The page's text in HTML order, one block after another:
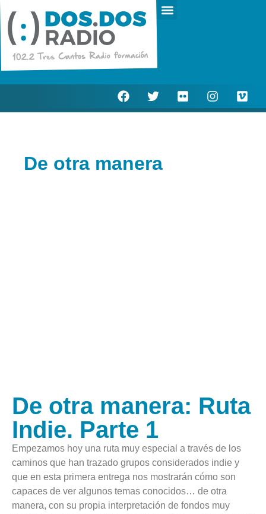
De otra manera
De otra manera: Ruta
Indie. Parte 1
Empezamos hoy una ruta muy especial a través de los
caminos que han trazado grupos considerados indie y
que en esta primera entrega nos mostrarán cómo son
capaces de ver algunos temas conocidos… de otra
manera, con su propia interpretación de fondos muy